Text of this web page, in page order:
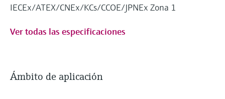
IECEx/ATEX/CNEx/KCs/CCOE/JPNEx Zona 1
Ver todas las especificaciones
Ámbito de aplicación